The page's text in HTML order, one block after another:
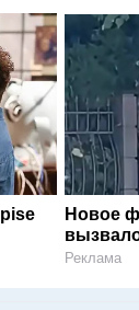
Новое
Реклама